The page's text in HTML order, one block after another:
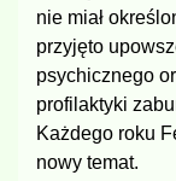
nie miał
przyjęto
psychicznego
profilaktyki
Każdego roku
nowy temat.